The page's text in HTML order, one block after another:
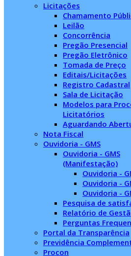
Licitações
Chamamento
Leilão
Concorrência
Pregão Presencial
Pregão Eletrônico
Tomada de Preço
Editais/Licitações
Registro Cadastral
Sala de Licitação
Modelos para
Licitatórios
Aguardando
Nota Fiscal
Ouvidoria - GMS
Ouvidoria - GMS
(Manifestação)
Ouvidoria -
Ouvidoria -
Ouvidoria -
Pesquisa de
Relatório de
Perguntas
Portal da Transparência
Previdência
Procon